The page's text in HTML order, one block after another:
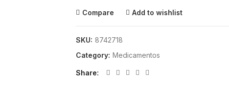
Compare Add to wishlist
SKU: 8742718
Category: Medicamentos
Share